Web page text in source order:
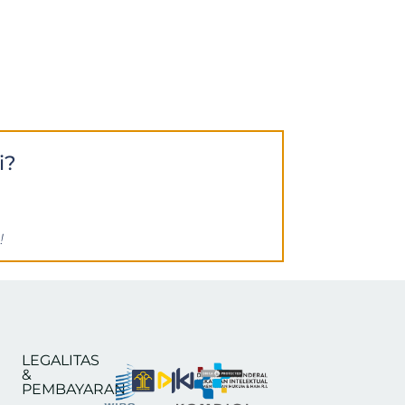
LEGALITAS
&
PEMBAYARAN